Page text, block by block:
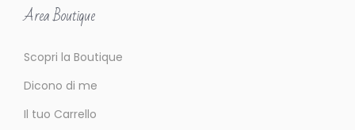
Area Boutique
Scopri la Boutique
Dicono di me
Il tuo Carrello